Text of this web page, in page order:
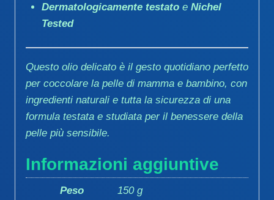
Dermatologicamente testatoe Nichel
Tested
Questo olio delicato è il gesto quotidiano perfetto
per coccolare la pelle di mamma e bambino, con
ingredienti naturali e tutta la sicurezza di una
formula testata e studiata per il benessere della
pelle più sensibile.
Informazioni aggiuntive
Peso 150 g